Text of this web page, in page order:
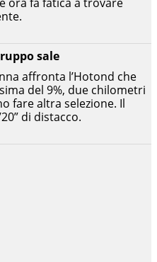
sale
affronta l’Hotond che
del 9%, due chilometri
fare altra selezione. Il
di distacco.